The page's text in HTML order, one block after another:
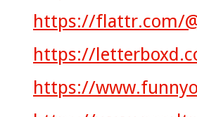
https://flattr.com/
https://
https://